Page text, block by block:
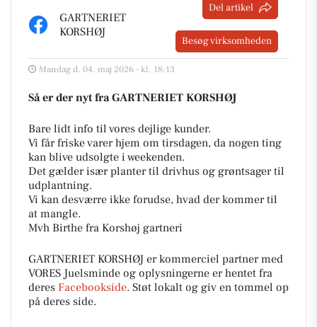
GARTNERIET
KORSHØJ
Del artikel
Besøg virksomheden
Mandag d. 04. maj 2026 - kl. 18:13
Så er der nyt fra GARTNERIET KORSHØJ
Bare lidt info til vores dejlige kunder.
Vi får friske varer hjem om tirsdagen, da nogen ting
kan blive udsolgte i weekenden.
Det gælder især planter til drivhus og grøntsager til
udplantning.
Vi kan desværre ikke forudse, hvad der kommer til
at mangle.
Mvh Birthe fra Korshøj gartneri
GARTNERIET KORSHØJ er kommerciel partner med
VORES Juelsminde og oplysningerne er hentet fra
deres Facebookside. Støt lokalt og giv en tommel op
på deres side.